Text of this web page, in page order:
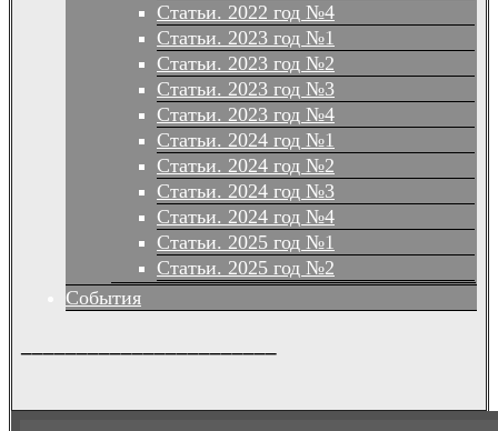
Статьи. 2022 год №4
Статьи. 2023 год №1
Статьи. 2023 год №2
Статьи. 2023 год №3
Статьи. 2023 год №4
Статьи. 2024 год №1
Статьи. 2024 год №2
Статьи. 2024 год №3
Статьи. 2024 год №4
Статьи. 2025 год №1
Статьи. 2025 год №2
События